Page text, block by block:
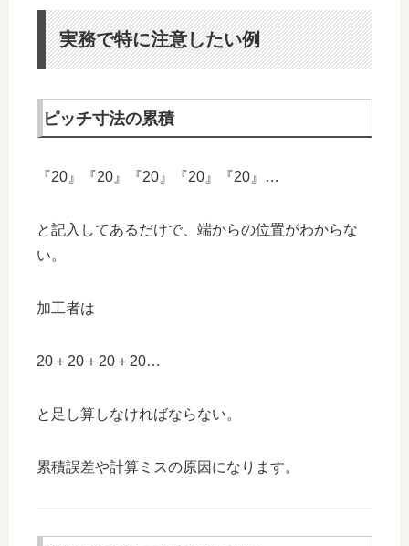
実務で特に注意したい例
ピッチ寸法の累積
『20』『20』『20』『20』『20』…
と記入してあるだけで、端からの位置がわからな
い。
加工者は
20＋20＋20＋20…
と足し算しなければならない。
累積誤差や計算ミスの原因になります。